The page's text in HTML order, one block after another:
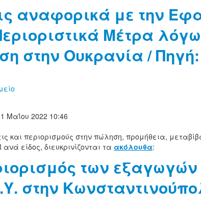
αναφορικά με την
Μέτρα
στην Ουκρανία /
Μαΐου 2022 10:46
και περιορισμούς στην πώληση, προμήθεια,
είδος, διευκρινίζονται τα ακόλουθα:
των
στην